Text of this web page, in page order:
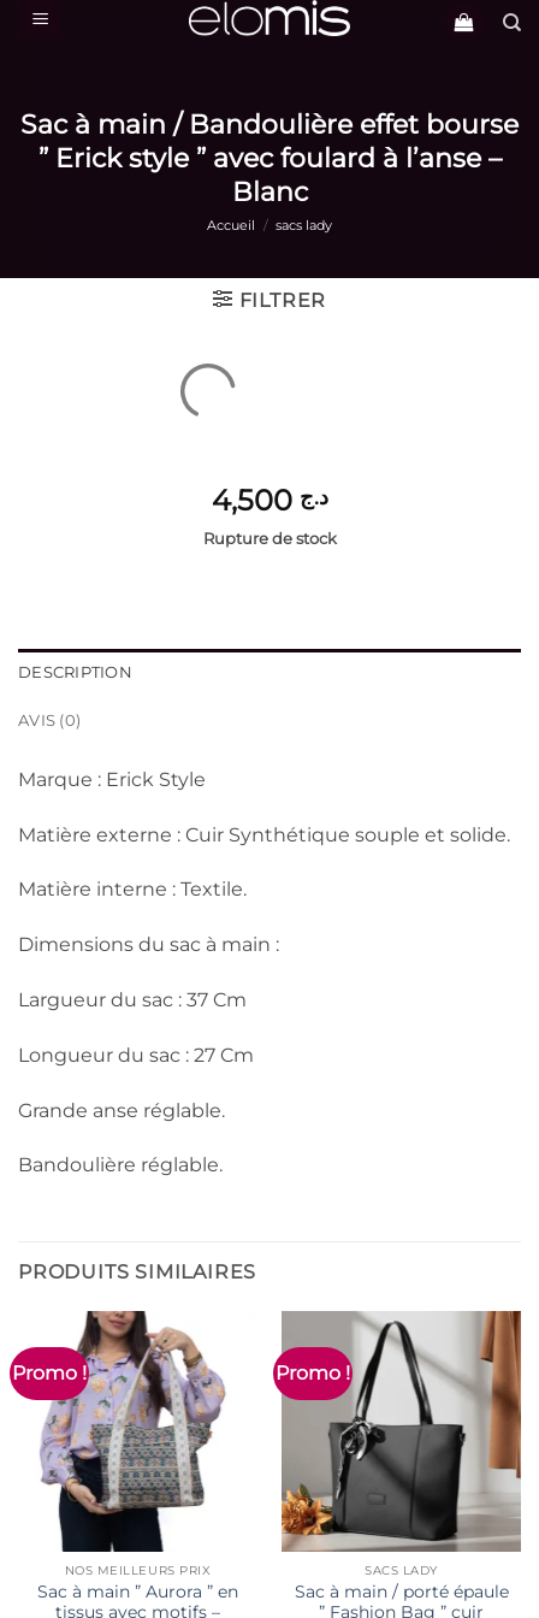
Passer
Sac à main / Bandoulière effet bourse
” Erick style ” avec foulard à l’anse –
Blanc
Accueil / sacs lady
FILTRER
د.ج 4,500
Rupture de stock
DESCRIPTION
AVIS (0)
Marque : Erick Style
Matière externe : Cuir Synthétique souple et solide.
Matière interne : Textile.
Dimensions du sac à main :
Largueur du sac : 37 Cm
Longueur du sac : 27 Cm
Grande anse réglable.
Bandoulière réglable.
PRODUITS SIMILAIRES
Promo !
NOS MEILLEURS PRIX
Sac à main ” Aurora ” en
tissus avec motifs –
Promo !
SACS LADY
Sac à main / porté épaule
” Fashion Bag ” cuir